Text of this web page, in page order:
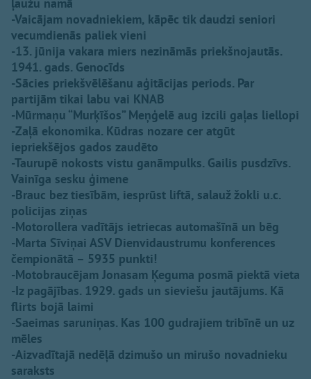
-Vaicājam novadniekiem, kāpēc tik daudzi seniori
vecumdienās paliek vieni
-13. jūnija vakara miers nezināmās priekšnojautās.
1941. gads. Genocīds
-Sācies priekšvēlēšanu aģitācijas periods. Par
partijām tikai labu vai KNAB
-Mūrmaņu “Murķīšos” Meņģelē aug izcili gaļas liellopi
-Zaļā ekonomika. Kūdras nozare cer atgūt
iepriekšējos gados zaudēto
-Taurupē nokosts vistu ganāmpulks. Gailis pusdzīvs.
Vainīga sesku ģimene
-Brauc bez tiesībām, iesprūst liftā, salauž žokli u.c.
policijas ziņas
-Motorollera vadītājs ietriecas automašīnā un bēg
-Marta Sīviņai ASV Dienvidaustrumu konferences
čempionātā – 5935 punkti!
-Motobraucējam Jonasam Ķeguma posmā piektā vieta
-Iz pagājības. 1929. gads un sieviešu jautājums. Kā
flirts bojā laimi
-Saeimas saruniņas. Kas 100 gudrajiem tribīnē un uz
mēles
-Aizvadītajā nedēļā dzimušo un mirušo novadnieku
saraksts